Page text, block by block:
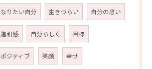
なりたい自分 生きづらい 自分の思い
違和感 自分らしく 目標
ポジティブ 笑顔 幸せ